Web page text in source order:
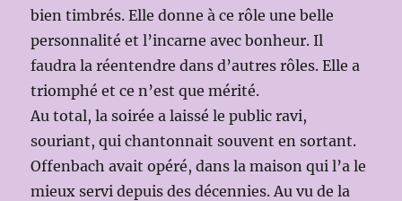
bien timbrés. Elle donne à ce rôle une belle
personnalité et l’incarne avec bonheur. Il
faudra la réentendre dans d’autres rôles. Elle a
triomphé et ce n’est que mérité.
Au total, la soirée a laissé le public ravi,
souriant, qui chantonnait souvent en sortant.
Offenbach avait opéré, dans la maison qui l’a le
mieux servi depuis des décennies. Au vu de la